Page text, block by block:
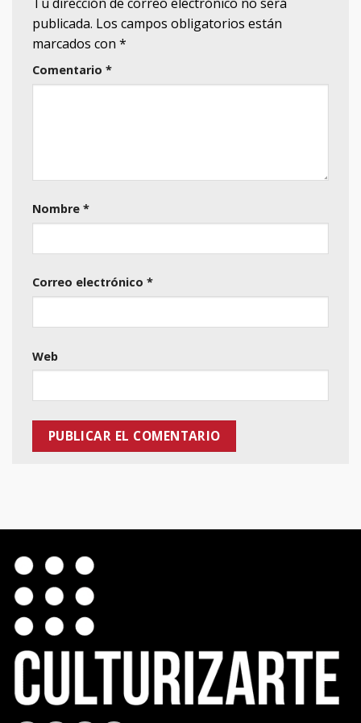
publicada. Los campos obligatorios están
marcados con *
Comentario *
Nombre *
Correo electrónico *
Web